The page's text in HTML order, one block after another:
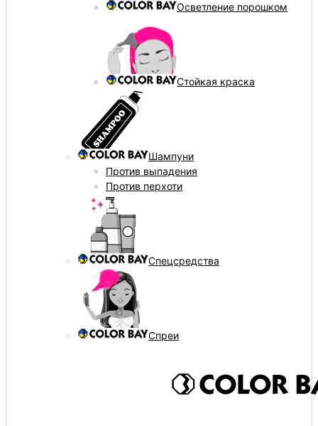
Осветление порошком
Стойкая краска
Шампуни
Против выпадения
Против перхоти
Спецсредства
Спреи